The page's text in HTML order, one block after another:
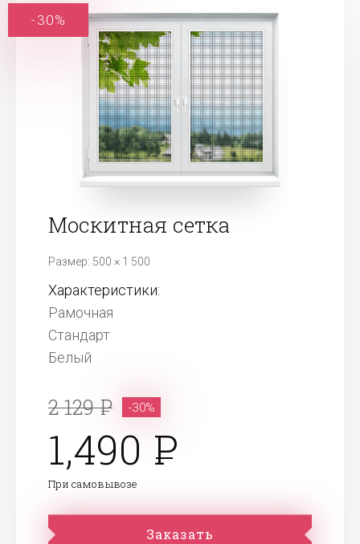
Москитная сетка
Размер: 500 × 1 500
Характеристики:
Рамочная
Стандарт
Белый
2 129 -30%
1,490
При самовывозе
Заказать
-30%